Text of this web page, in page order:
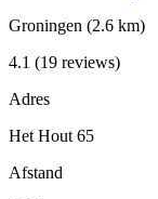
Groningen (2.6 km)
4.1 (19 reviews)
Adres
Het Hout 65
Afstand